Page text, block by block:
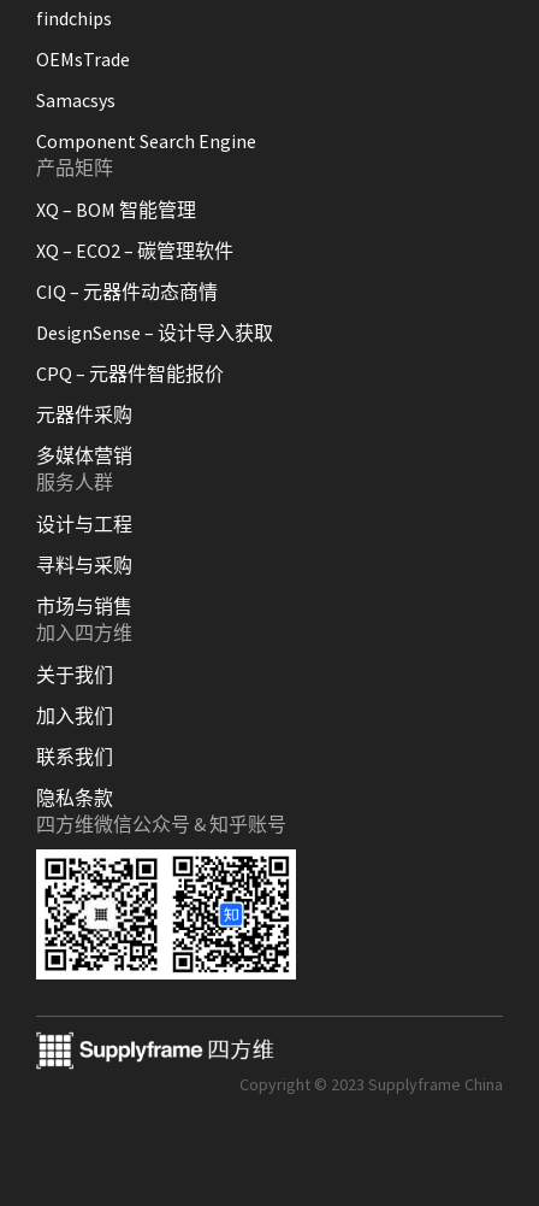
findchips
OEMsTrade
Samacsys
Component Search Engine
产品矩阵
XQ – BOM 智能管理
XQ – ECO2 – 碳管理软件
CIQ – 元器件动态商情
DesignSense – 设计导入获取
CPQ – 元器件智能报价
元器件采购
多媒体营销
服务人群
设计与工程
寻料与采购
市场与销售
加入四方维
关于我们
加入我们
联系我们
隐私条款
四方维微信公众号 & 知乎账号
Copyright © 2023 Supplyframe China